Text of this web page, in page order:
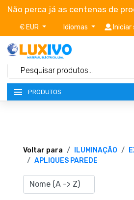
Não perca já as centenas de
€ EUR Idiomas Iniciar
PRODUTOS
TERMOS E CONDIÇÕES
Voltar para ILUMINAÇÃO
APLIQUES PAREDE